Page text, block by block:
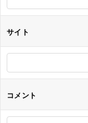
サイト
コメント